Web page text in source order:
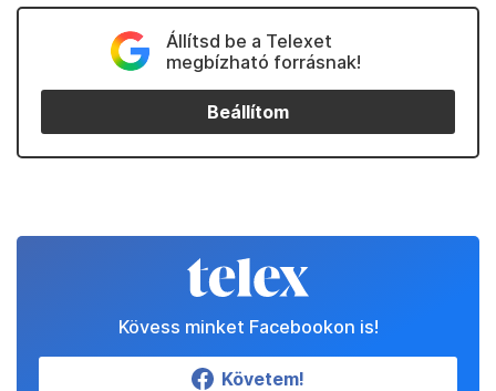
Állítsd be a Telexet
megbízható forrásnak!
Beállítom
Kövess minket Facebookon is!
Követem!